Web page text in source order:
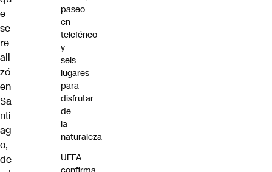
e
se
re
ali
zó
en
Sa
nti
ag
o,
de
paseo
en
teleférico
y
seis
lugares
para
disfrutar
de
la
naturaleza
UEFA